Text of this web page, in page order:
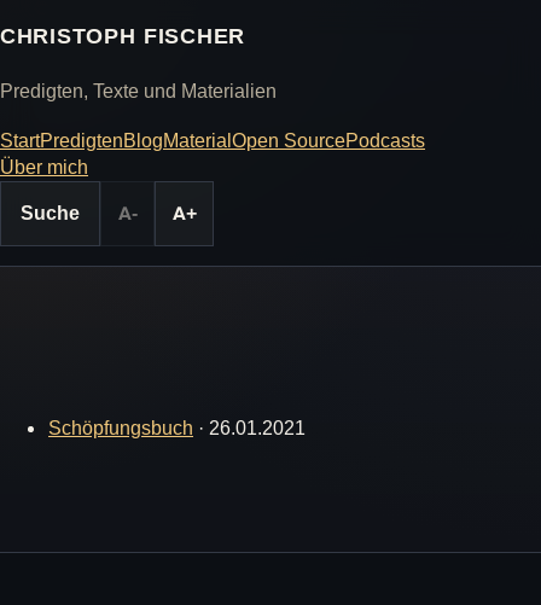
CHRISTOPH FISCHER
Predigten, Texte und Materialien
StartPredigtenBlogMaterialOpen SourcePodcasts
Über mich
Suche
A- A+
Schöpfungsbuch · 26.01.2021